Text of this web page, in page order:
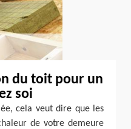
du toit pour un
soi
cela veut dire que les
de votre demeure